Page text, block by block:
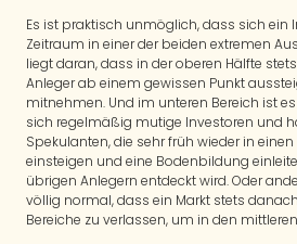
Es ist praktisch unmöglich, dass sich ein
Zeitraum in einer der beiden extremen
liegt daran, dass in der oberen Hälfte
Anleger ab einem gewissen Punkt
mitnehmen. Und im unteren Bereich ist
sich regelmäßig mutige Investoren und
Spekulanten, die sehr früh wieder in
einsteigen und eine Bodenbildung
übrigen Anlegern entdeckt wird. Oder
völlig normal, dass ein Markt stets
Bereiche zu verlassen, um in den